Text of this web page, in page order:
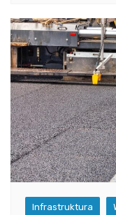
Infrastruktura